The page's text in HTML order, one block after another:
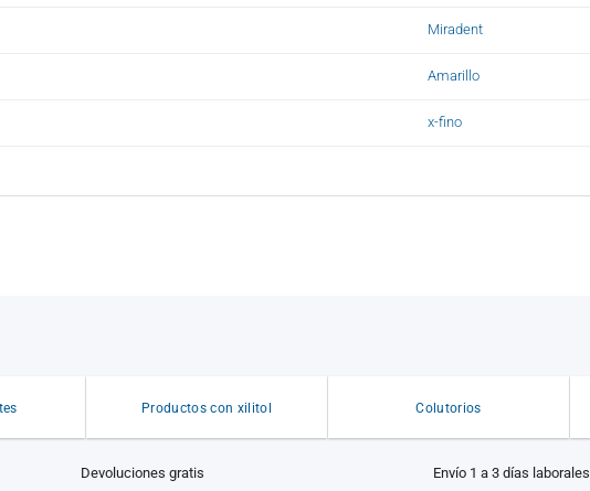
Miradent
Amarillo
x-fino
Productos con xilitol Colutorios
Devoluciones gratis Envío 1 a 3 días laborales